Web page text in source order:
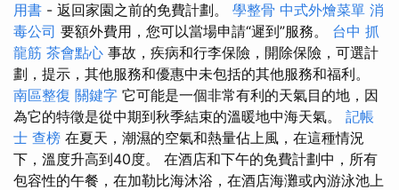
用書 - 返回家園之前的免費計劃。 學整骨 中式外燴菜單 消
毒公司 要額外費用，您可以當場申請“遲到”服務。 台中 抓
龍筋 茶會點心 事故，疾病和行李保險，開除保險，可選計
劃，提示，其他服務和優惠中未包括的其他服務和福利。
南區整復 關鍵字 它可能是一個非常有利的天氣目的地，因
為它的特徵是從中期到秋季結束的溫暖地中海天氣。 記帳
士 查榜 在夏天，潮濕的空氣和熱量佔上風，在這種情況
下，溫度升高到40度。 在酒店和下午的免費計劃中，所有
包容性的午餐，在加勒比海沐浴，在酒店海灘或內游泳池上